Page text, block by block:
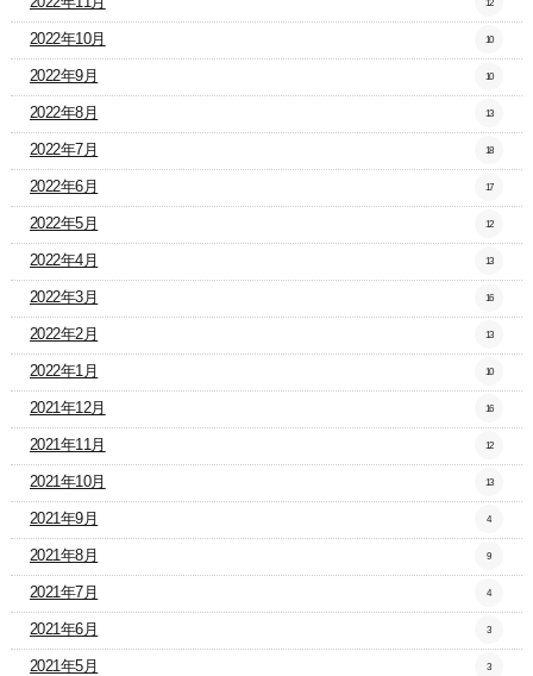
12
2022年10月 10
2022年9月 10
2022年8月 13
2022年7月 18
2022年6月 17
2022年5月 12
2022年4月 13
2022年3月 16
2022年2月 13
2022年1月 10
2021年12月 16
2021年11月 12
2021年10月 13
2021年9月 4
2021年8月 9
2021年7月 4
2021年6月 3
2021年5月 3